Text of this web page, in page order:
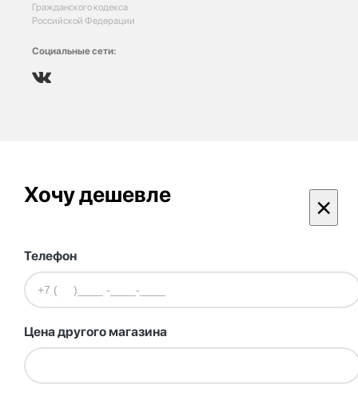
Гражданского кодекса
Российской Федерации
Социальные сети:
Хочу дешевле ×
Телефон
Цена другого магазина